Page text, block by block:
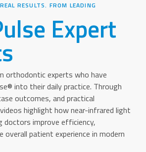
RESULTS. FROM LEADING
Expert
orthodontic experts who have
into their daily practice. Through
outcomes, and practical
highlight how near-infrared light
doctors improve efficiency,
overall patient experience in modern